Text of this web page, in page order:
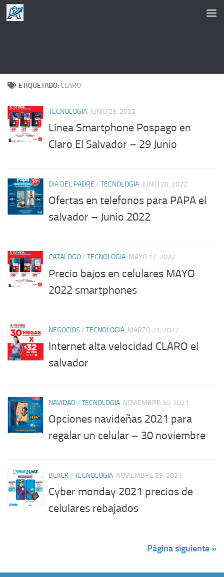
Saltar al contenido
ETIQUETADO: CLARO
TECNOLOGIA JUNIO 29, 2022
Linea Smartphone Pospago en
Claro El Salvador – 29 Junio
DIA DEL PADRE / TECNOLOGIA JUNIO 20, 2022
Ofertas en telefonos para PAPA el
salvador – Junio 2022
CATALOGO/ TECNOLOGIA MAYO 17, 2022
Precio bajos en celulares MAYO
2022 smartphones
NEGOCIOS / TECNOLOGIA MARZO 21, 2022
Internet alta velocidad CLARO el
salvador
NAVIDAD/ TECNOLOGIA NOVIEMBRE 30, 2021
Opciones navideñas 2021 para
regalar un celular – 30 noviembre
BLACK/ TECNOLOGIA NOVIEMBRE 29, 2021
Cyber monday 2021 precios de
celulares rebajados
Página siguiente »